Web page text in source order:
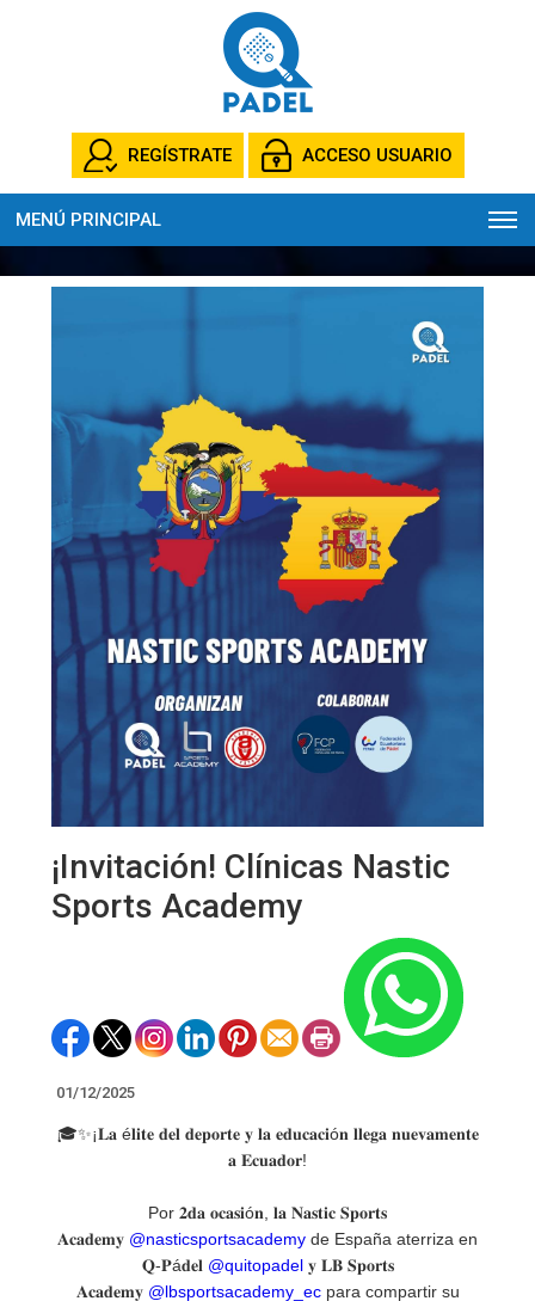
REGÍSTRATE ACCESO USUARIO
MENÚ PRINCIPAL
¡Invitación! Clínicas Nastic
Sports Academy
01/12/2025
🎓✨¡𝐋𝐚 é𝐥𝐢𝐭𝐞 𝐝𝐞𝐥 𝐝𝐞𝐩𝐨𝐫𝐭𝐞 𝐲 𝐥𝐚 𝐞𝐝𝐮𝐜𝐚𝐜𝐢ó𝐧 𝐥𝐥𝐞𝐠𝐚 𝐧𝐮𝐞𝐯𝐚𝐦𝐞𝐧𝐭𝐞
𝐚 𝐄𝐜𝐮𝐚𝐝𝐨𝐫!
Por 𝟐𝐝𝐚 𝐨𝐜𝐚𝐬𝐢ó𝐧, 𝐥𝐚 𝐍𝐚𝐬𝐭𝐢𝐜 𝐒𝐩𝐨𝐫𝐭𝐬
𝐀𝐜𝐚𝐝𝐞𝐦𝐲 @nasticsportsacademy de España aterriza en
𝐐-𝐏á𝐝𝐞𝐥 @quitopadel𝐲 𝐋𝐁 𝐒𝐩𝐨𝐫𝐭𝐬
𝐀𝐜𝐚𝐝𝐞𝐦𝐲 @lbsportsacademy_ecpara compartir su